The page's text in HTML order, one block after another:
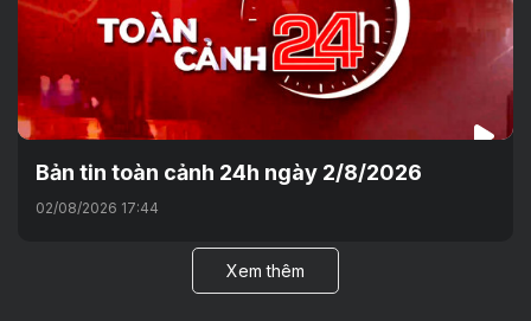
Bản tin toàn cảnh 24h ngày 2/8/2026
02/08/2026 17:44
Xem thêm